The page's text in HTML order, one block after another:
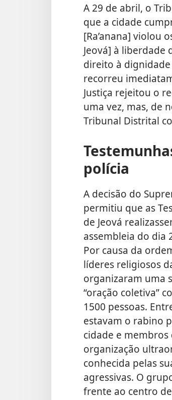
A 29 de abril, o
que a cidade
[Ra’anana] violou
Jeová] à liberdade
direito à
recorreu
Justiça rejeitou o
uma vez, mas, de
Tribunal Distrital
polícia
A decisão do
permitiu que as
de Jeová
assembleia do dia
Por causa da
líderes religiosos
organizaram uma
“oração coletiva”
1500 pessoas.
estavam o rabino
cidade e membros
organização
conhecida pelas
agressivas. O
frente ao centro